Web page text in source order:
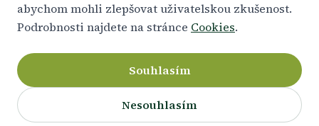
VAŠE OPORA V REGIONU
Pohřební služby Sokolov
a okolí
abychom mohli zlepšovat uživatelskou zkušenost.
Podrobnosti najdete na stránce Cookies.
Souhlasím
Nesouhlasím